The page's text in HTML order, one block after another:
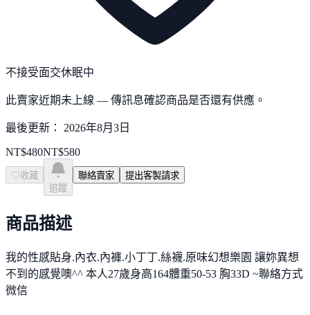
不接受面交休眠中
此賣家近期未上線 — 傳訊息確認商品是否還有供應。
最後更新： 2026年8月3日
NT$480NT$580
♡ 收藏
追蹤
聯絡賣家 提出客製請求
商品描述
我的性感貼身.內衣.內褲.小丁丁.絲襪.原味幻想樂園 讓妳異想
不到的感覺噢^^ 本人27歲身高164體重50-53 胸33D ~聯絡方式
微信